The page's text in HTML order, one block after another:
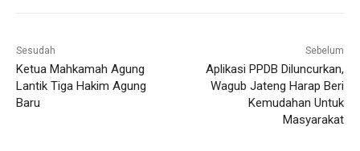
Sesudah
Ketua Mahkamah Agung
Lantik Tiga Hakim Agung
Baru
Sebelum
Aplikasi PPDB Diluncurkan,
Wagub Jateng Harap Beri
Kemudahan Untuk
Masyarakat